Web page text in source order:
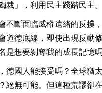
」，利用民主踐踏民主。
斷面臨威權遺緒的反撲
德底線，即使出現反動
想要剝奪我的成長記憶嗎
國人能接受嗎？全球猶
無可能。但這種荒謬卻